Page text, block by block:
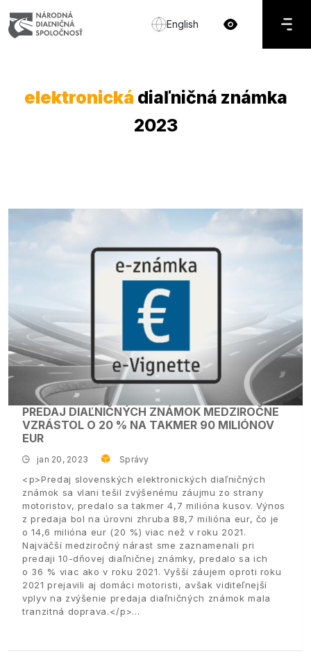
English
elektronická diaľničná známka
2023
PREDAJ DIAĽNIČNÝCH ZNÁMOK MEDZIROČNE
VZRÁSTOL O 20 % NA TAKMER 90 MILIÓNOV
EUR
jan 20, 2023 Správy
<p>Predaj slovenských elektronických diaľničných
známok sa vlani tešil zvýšenému záujmu zo strany
motoristov, predalo sa takmer 4,7 milióna kusov. Výnos
z predaja bol na úrovni zhruba 88,7 milióna eur, čo je
o 14,6 milióna eur (20 %) viac než v roku 2021.
Najväčší medziročný nárast sme zaznamenali pri
predaji 10-dňovej diaľničnej známky, predalo sa ich
o 36 % viac ako v roku 2021. Vyšší záujem oproti roku
2021 prejavili aj domáci motoristi, avšak viditeľnejší
vplyv na zvýšenie predaja diaľničných známok mala
tranzitná doprava.</p>